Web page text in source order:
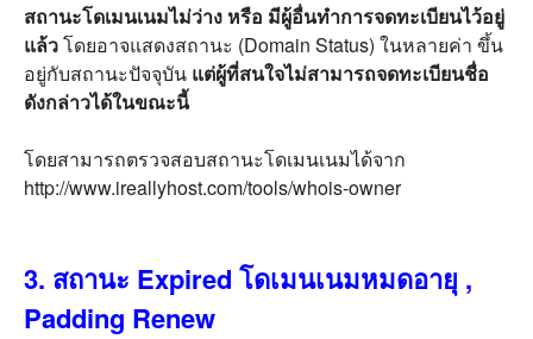
สถานะโดเมนเนมไม่ว่าง หรือ มีผู้อื่นทำการจดทะเบียนไว้อยู่
แล้วโดยอาจแสดงสถานะ (Domain Status) ในหลายค่า ขึ้น
อยู่กับสถานะปัจจุบัน แต่ผู้ที่สนใจไม่สามารถจดทะเบียนชื่อ
ดังกล่าวได้ในขณะนี้
โดยสามารถตรวจสอบสถานะโดเมนเนมได้จาก
http://www.ireallyhost.com/tools/whois-owner
3. สถานะ Expired โดเมนเนมหมดอายุ ,
Padding Renew